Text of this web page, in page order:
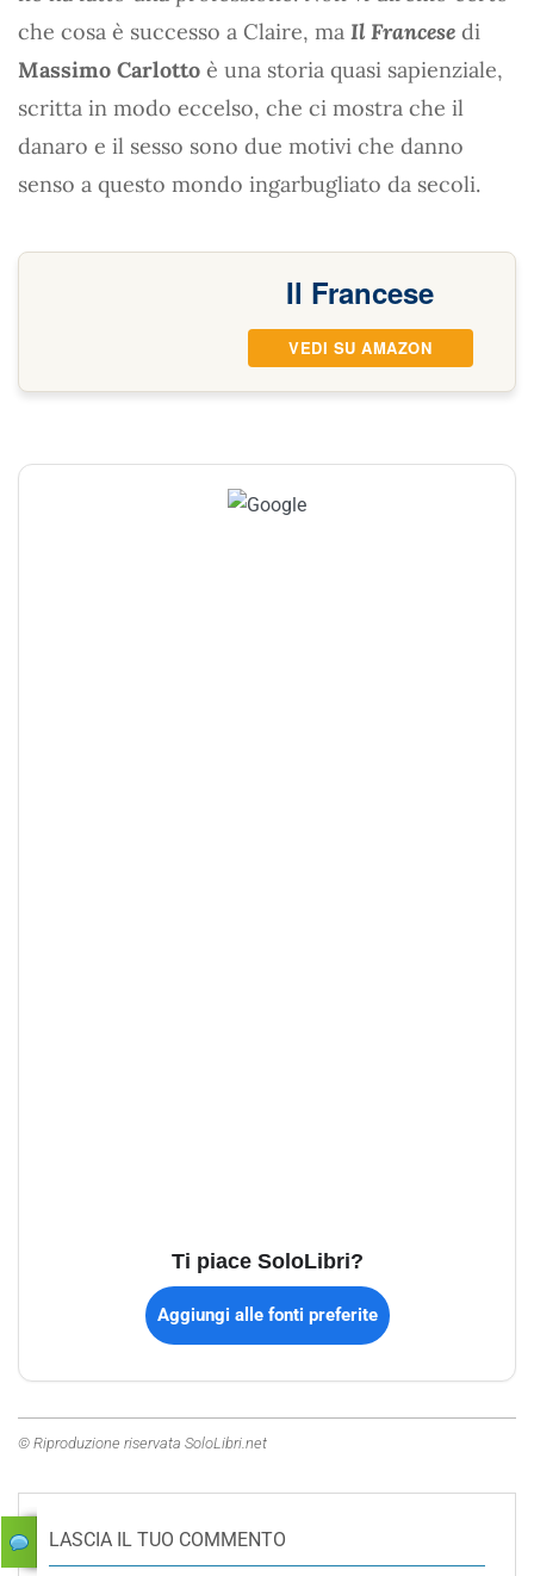
che cosa è successo a Claire, ma Il Francese di
Massimo Carlotto è una storia quasi sapienziale,
scritta in modo eccelso, che ci mostra che il
danaro e il sesso sono due motivi che danno
senso a questo mondo ingarbugliato da secoli.
Il Francese
VEDI SU AMAZON
Ti piace SoloLibri?
Aggiungi alle fonti preferite
© Riproduzione riservata SoloLibri.net
LASCIA IL TUO COMMENTO